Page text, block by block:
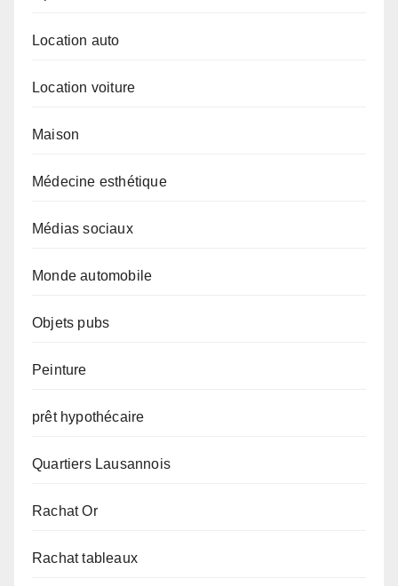
Location auto
Location voiture
Maison
Médecine esthétique
Médias sociaux
Monde automobile
Objets pubs
Peinture
prêt hypothécaire
Quartiers Lausannois
Rachat Or
Rachat tableaux